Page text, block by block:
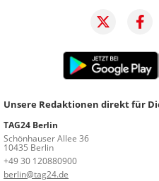
Unsere Redaktionen direkt für
TAG24 Berlin
Schönhauser Allee 36
10435 Berlin
+49 30 120880900
berlin@tag24.de